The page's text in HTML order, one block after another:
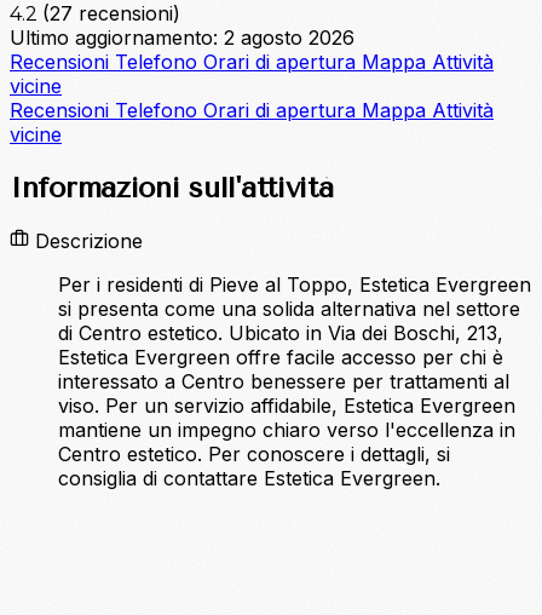
4.2 (27 recensioni)
Ultimo aggiornamento: 2 agosto 2026
Recensioni Telefono Orari di apertura Mappa Attività
vicine
Recensioni Telefono Orari di apertura Mappa Attività
vicine
Informazioni sull'attività
Descrizione
Per i residenti di Pieve al Toppo, Estetica Evergreen
si presenta come una solida alternativa nel settore
di Centro estetico. Ubicato in Via dei Boschi, 213,
Estetica Evergreen offre facile accesso per chi è
interessato a Centro benessere per trattamenti al
viso. Per un servizio affidabile, Estetica Evergreen
mantiene un impegno chiaro verso l'eccellenza in
Centro estetico. Per conoscere i dettagli, si
consiglia di contattare Estetica Evergreen.